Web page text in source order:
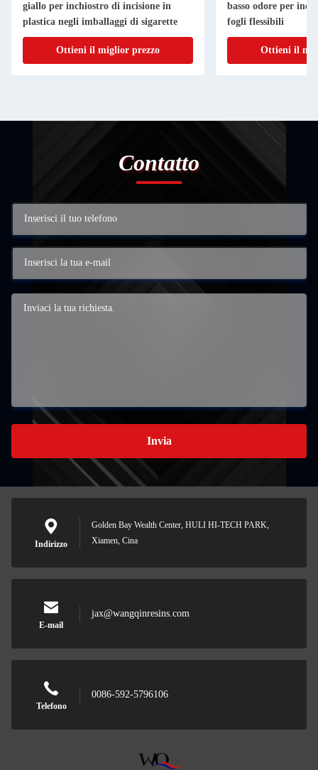
giallo per inchiostro di incisione in
plastica negli imballaggi di sigarette
Ottieni il miglior prezzo
basso odore per
fogli flessibili
Ottieni il
Contatto
Invia
Indirizzo
Golden Bay Wealth Center, HULI HI-TECH PARK,
Xiamen, Cina
E-mail
jax@wangqinresins.com
Telefono
0086-592-5796106